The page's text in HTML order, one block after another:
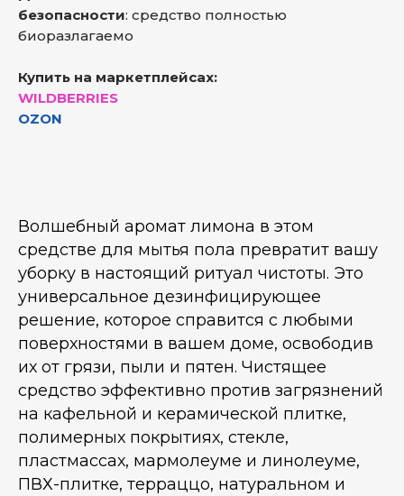
безопасности: средство полностью
биоразлагаемо
Купить на маркетплейсах:
WILDBERRIES
OZON
Волшебный аромат лимона в этом
средстве для мытья пола превратит вашу
уборку в настоящий ритуал чистоты. Это
универсальное дезинфицирующее
решение, которое справится с любыми
поверхностями в вашем доме, освободив
их от грязи, пыли и пятен. Чистящее
средство эффективно против загрязнений
на кафельной и керамической плитке,
полимерных покрытиях, стекле,
пластмассах, мармолеуме и линолеуме,
ПВХ-плитке, терраццо, натуральном и